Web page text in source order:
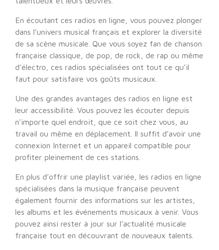
En écoutant ces radios en ligne, vous pouvez plonger
dans l’univers musical français et explorer la diversité
de sa scène musicale. Que vous soyez fan de chanson
française classique, de pop, de rock, de rap ou même
d’électro, ces radios spécialisées ont tout ce qu’il
faut pour satisfaire vos goûts musicaux.
Une des grandes avantages des radios en ligne est
leur accessibilité. Vous pouvez les écouter depuis
n’importe quel endroit, que ce soit chez vous, au
travail ou même en déplacement. Il suffit d’avoir une
connexion Internet et un appareil compatible pour
profiter pleinement de ces stations.
En plus d’offrir une playlist variée, les radios en ligne
spécialisées dans la musique française peuvent
également fournir des informations sur les artistes,
les albums et les événements musicaux à venir. Vous
pouvez ainsi rester à jour sur l’actualité musicale
française tout en découvrant de nouveaux talents.